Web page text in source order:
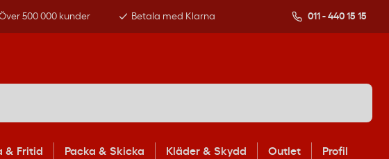
500 000 kunder Betala med Klarna 011 - 440 15 15
& Fritid Packa & Skicka Kläder & Skydd Outlet Profil